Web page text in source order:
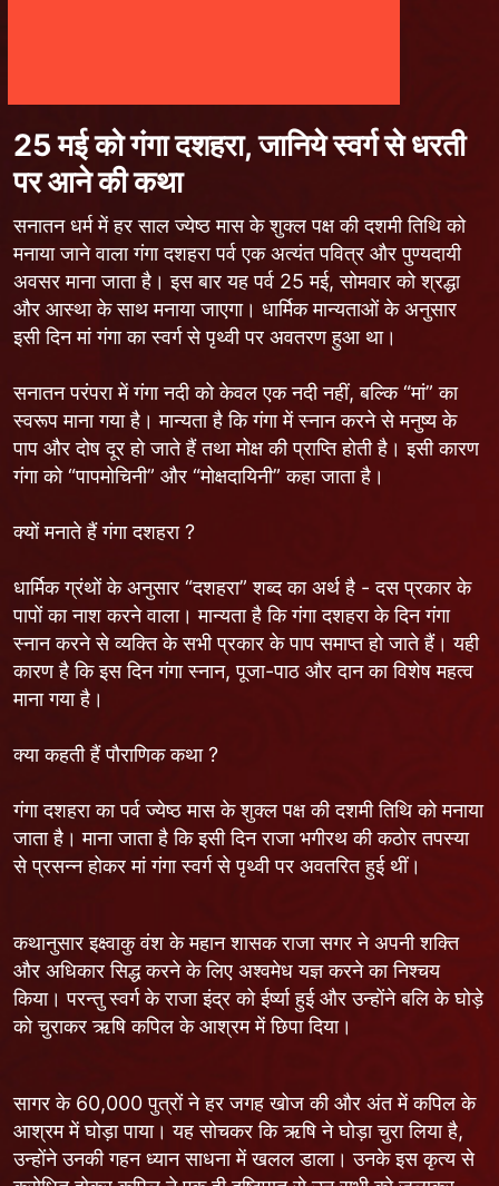
25 मई को गंगा दशहरा, जानिये स्वर्ग से धरती
पर आने की कथा
सनातन धर्म में हर साल ज्येष्ठ मास के शुक्ल पक्ष की दशमी तिथि को
मनाया जाने वाला गंगा दशहरा पर्व एक अत्यंत पवित्र और पुण्यदायी
अवसर माना जाता है। इस बार यह पर्व 25 मई, सोमवार को श्रद्धा
और आस्था के साथ मनाया जाएगा। धार्मिक मान्यताओं के अनुसार
इसी दिन मां गंगा का स्वर्ग से पृथ्वी पर अवतरण हुआ था।
सनातन परंपरा में गंगा नदी को केवल एक नदी नहीं, बल्कि “मां” का
स्वरूप माना गया है। मान्यता है कि गंगा में स्नान करने से मनुष्य के
पाप और दोष दूर हो जाते हैं तथा मोक्ष की प्राप्ति होती है। इसी कारण
गंगा को “पापमोचिनी” और “मोक्षदायिनी” कहा जाता है।
क्यों मनाते हैं गंगा दशहरा ?
धार्मिक ग्रंथों के अनुसार “दशहरा” शब्द का अर्थ है - दस प्रकार के
पापों का नाश करने वाला। मान्यता है कि गंगा दशहरा के दिन गंगा
स्नान करने से व्यक्ति के सभी प्रकार के पाप समाप्त हो जाते हैं। यही
कारण है कि इस दिन गंगा स्नान, पूजा-पाठ और दान का विशेष महत्व
माना गया है।
क्या कहती हैं पौराणिक कथा ?
गंगा दशहरा का पर्व ज्येष्ठ मास के शुक्ल पक्ष की दशमी तिथि को मनाया
जाता है। माना जाता है कि इसी दिन राजा भगीरथ की कठोर तपस्या
से प्रसन्न होकर मां गंगा स्वर्ग से पृथ्वी पर अवतरित हुई थीं।
कथानुसार इक्ष्वाकु वंश के महान शासक राजा सगर ने अपनी शक्ति
और अधिकार सिद्ध करने के लिए अश्वमेध यज्ञ करने का निश्चय
किया। परन्तु स्वर्ग के राजा इंद्र को ईर्ष्या हुई और उन्होंने बलि के घोड़े
को चुराकर ऋषि कपिल के आश्रम में छिपा दिया।
सागर के 60,000 पुत्रों ने हर जगह खोज की और अंत में कपिल के
आश्रम में घोड़ा पाया। यह सोचकर कि ऋषि ने घोड़ा चुरा लिया है,
उन्होंने उनकी गहन ध्यान साधना में खलल डाला। उनके इस कृत्य से